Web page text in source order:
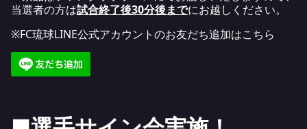
当選者の方は試合終了後30分後までにお越しください。
※FC琉球LINE公式アカウントのお友だち追加はこちら